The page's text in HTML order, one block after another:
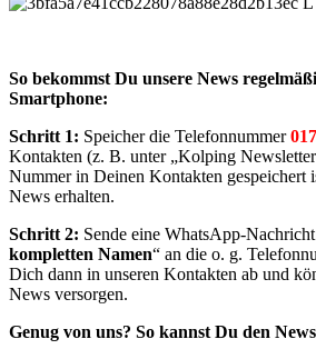
So bekommst Du unsere News
Smartphone:
Schritt 1: Speicher die Telefonnummer
Kontakten (z. B. unter „Kolping
Nummer in Deinen Kontakten gespeichert
News erhalten.
Schritt 2: Sende eine WhatsApp-
kompletten Namen“ an die o. g.
Dich dann in unseren Kontakten ab und
News versorgen.
Genug von uns? So kannst Du den